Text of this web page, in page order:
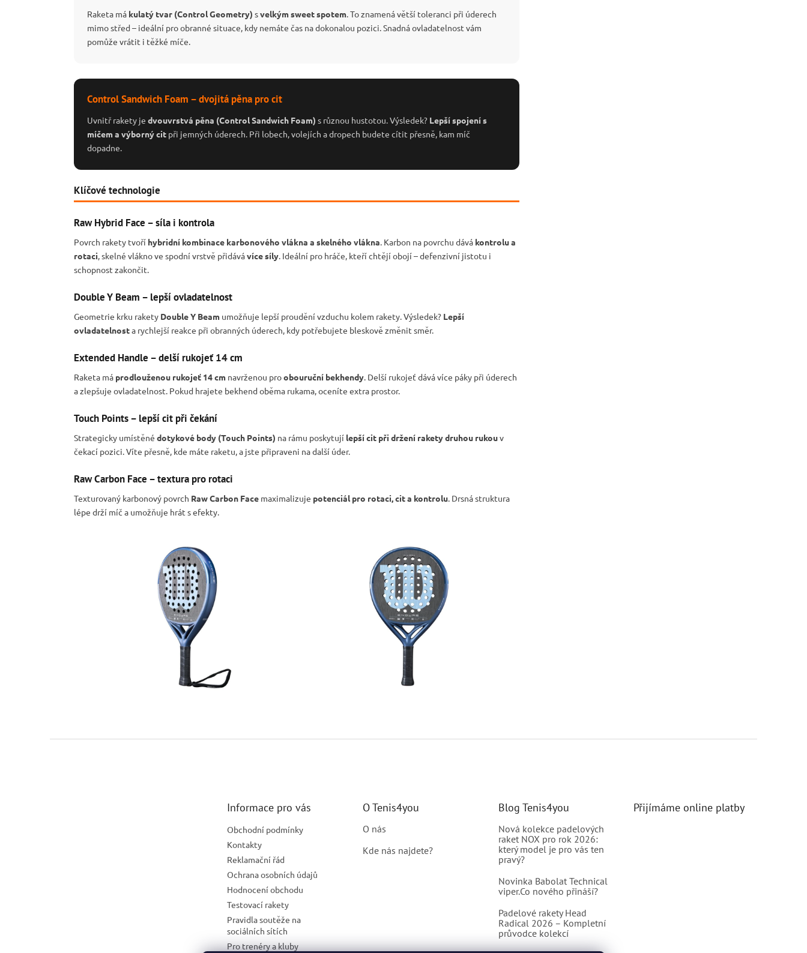
Raketa má kulatý tvar (Control Geometry) svelkým sweet spotem. To znamená větší toleranci při úderech
mimo střed – ideální pro obranné situace, kdy nemáte čas na dokonalou pozici. Snadná ovladatelnost vám
pomůže vrátit i těžké míče.
Control Sandwich Foam – dvojitá pěna pro cit
Uvnitř rakety je dvouvrstvá pěna (Control Sandwich Foam) s různou hustotou. Výsledek? Lepší spojení s
míčem a výborný cit při jemných úderech. Při lobech, volejích a dropech budete cítit přesně, kam míč
dopadne.
Klíčové technologie
Raw Hybrid Face – síla i kontrola
Povrch rakety tvoří hybridní kombinace karbonového vlákna a skelného vlákna. Karbon na povrchu dává kontrolu a
rotaci, skelné vlákno ve spodní vrstvě přidávávíce síly. Ideální pro hráče, kteří chtějí obojí – defenzivní jistotu i
schopnost zakončit.
Double Y Beam – lepší ovladatelnost
Geometrie krku rakety Double Y Beam umožňuje lepší proudění vzduchu kolem rakety. Výsledek? Lepší
ovladatelnosta rychlejší reakce při obranných úderech, kdy potřebujete bleskově změnit směr.
Extended Handle – delší rukojeť 14 cm
Raketa má prodlouženou rukojeť 14 cm navrženou proobouruční bekhendy. Delší rukojeť dává více páky při úderech
a zlepšuje ovladatelnost. Pokud hrajete bekhend oběma rukama, oceníte extra prostor.
Touch Points – lepší cit při čekání
Strategicky umístěné dotykové body (Touch Points) na rámu poskytují lepší cit při držení rakety druhou rukouv
čekací pozici. Víte přesně, kde máte raketu, a jste připraveni na další úder.
Raw Carbon Face – textura pro rotaci
Texturovaný karbonový povrch Raw Carbon Face maximalizuje potenciál pro rotaci, cit a kontrolu. Drsná struktura
lépe drží míč a umožňuje hrát s efekty.
Informace pro vás
Obchodní podmínky
Kontakty
Reklamační řád
Ochrana osobních údajů
Hodnocení obchodu
Testovací rakety
Pravidla soutěže na
sociálních sítích
Pro trenéry a kluby
O Tenis4you
O nás
Kde nás najdete?
Blog Tenis4you
Nová kolekce padelových
raket NOX pro rok 2026:
který model je pro vás ten
pravý?
Novinka Babolat Technical
viper.Co nového přináší?
Padelové rakety Head
Radical 2026 – Kompletní
průvodce kolekcí
Přijímáme online platby